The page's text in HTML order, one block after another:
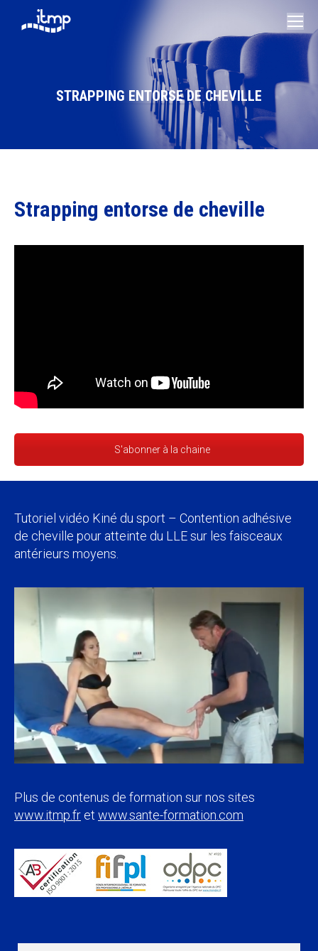
STRAPPING ENTORSE DE CHEVILLE
Vous êtes ici :
Strapping entorse de cheville
S'abonner à la chaine
Tutoriel vidéo Kiné du sport – Contention adhésive
de cheville pour atteinte du LLE sur les faisceaux
antérieurs moyens.
Plus de contenus de formation sur nos sites
www.itmp.fr et www.sante-formation.com